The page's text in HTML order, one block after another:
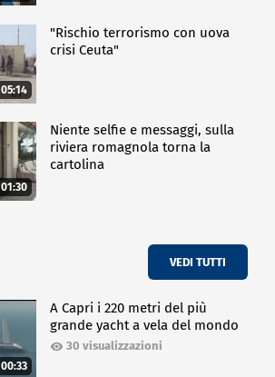
05:14
"Rischio terrorismo con uova
crisi Ceuta"
01:30
Niente selfie e messaggi, sulla
riviera romagnola torna la
cartolina
VEDI TUTTI
00:33
A Capri i 220 metri del più
grande yacht a vela del mondo
30 visualizzazioni